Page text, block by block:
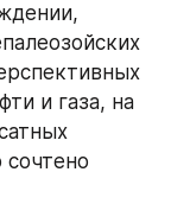
и газа, на